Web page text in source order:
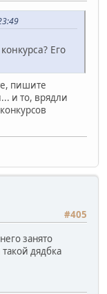
Его
пишите
и то, врядли
#405
занято
дядбка